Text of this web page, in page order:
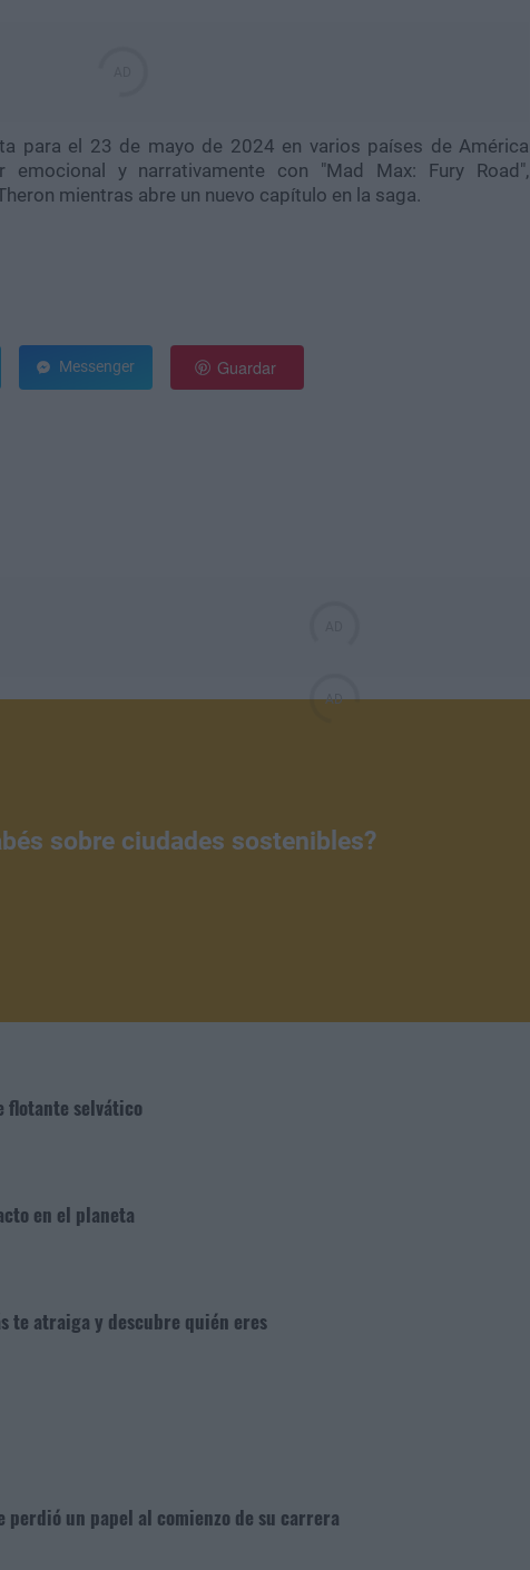
para el 23 de mayo de 2024 en varios países de América
emocional y narrativamente con "Mad Max: Fury Road",
mientras abre un nuevo capítulo en la saga.
Messenger Guardar
sobre ciudades sostenibles?
flotante selvático
en el planeta
te atraiga y descubre quién eres
un papel al comienzo de su carrera